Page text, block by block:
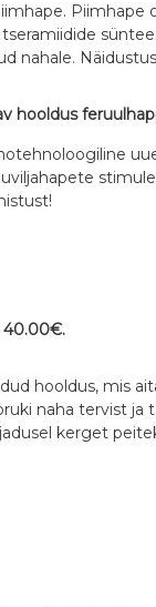
nahale.
hooldus
40.00€.
hooldus, mis
naha tervist
kerget